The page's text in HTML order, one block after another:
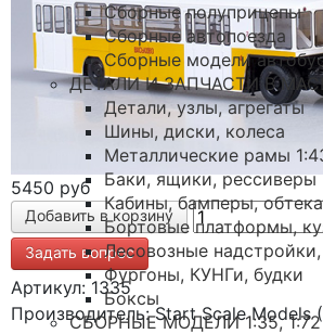
Сборные полуприцепы
Сборные автопоезда
Сборные модели
ДЕТАЛИ И ЗАПЧАСТИ В
Детали, узлы, агрегаты
Шины, диски, колеса
Металлические рамы
Баки, ящики, рессиверы
Кабины, бамперы,
Бортовые платформы,
Лесовозные
Фургоны, КУНГи, будки
Боксы
СБОРНЫЕ МОДЕЛИ 1:35,
5450 руб
Задать вопрос
Артикул: 1335
Производитель: Start Scale Models